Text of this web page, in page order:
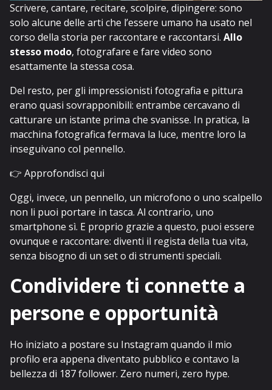
Scrivere, cantare, recitare, scolpire, dipingere: sono
solo alcune delle arti che l’essere umano ha usato nel
corso della storia per raccontare e raccontarsi. Allo
stesso modo, fotografare e fare video sono
esattamente la stessa cosa.
Del resto, per gli impressionisti fotografia e pittura
erano quasi sovrapponibili: entrambe cercavano di
catturare un istante prima che svanisse. In pratica, la
macchina fotografica fermava la luce, mentre loro la
inseguivano col pennello.
👉 Approfondisci qui
Oggi, invece, un pennello, un microfono o uno scalpello
non li puoi portare in tasca. Al contrario, uno
smartphone sì. E proprio grazie a questo, puoi essere
ovunque e raccontare: diventi il regista della tua vita,
senza bisogno di un set o di strumenti speciali.
Condividere ti connette a
persone e opportunità
Ho iniziato a postare su Instagram quando il mio
profilo era appena diventato pubblico e contavo la
bellezza di 187 follower. Zero numeri, zero hype.